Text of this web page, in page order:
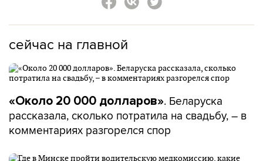
сейчас на главной
«Около 20 000 долларов». Беларуска
рассказала, сколько потратила на свадьбу, – в
комментариях разгорелся спор